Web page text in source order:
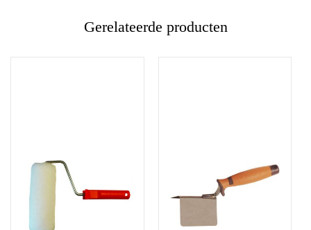
Gerelateerde producten